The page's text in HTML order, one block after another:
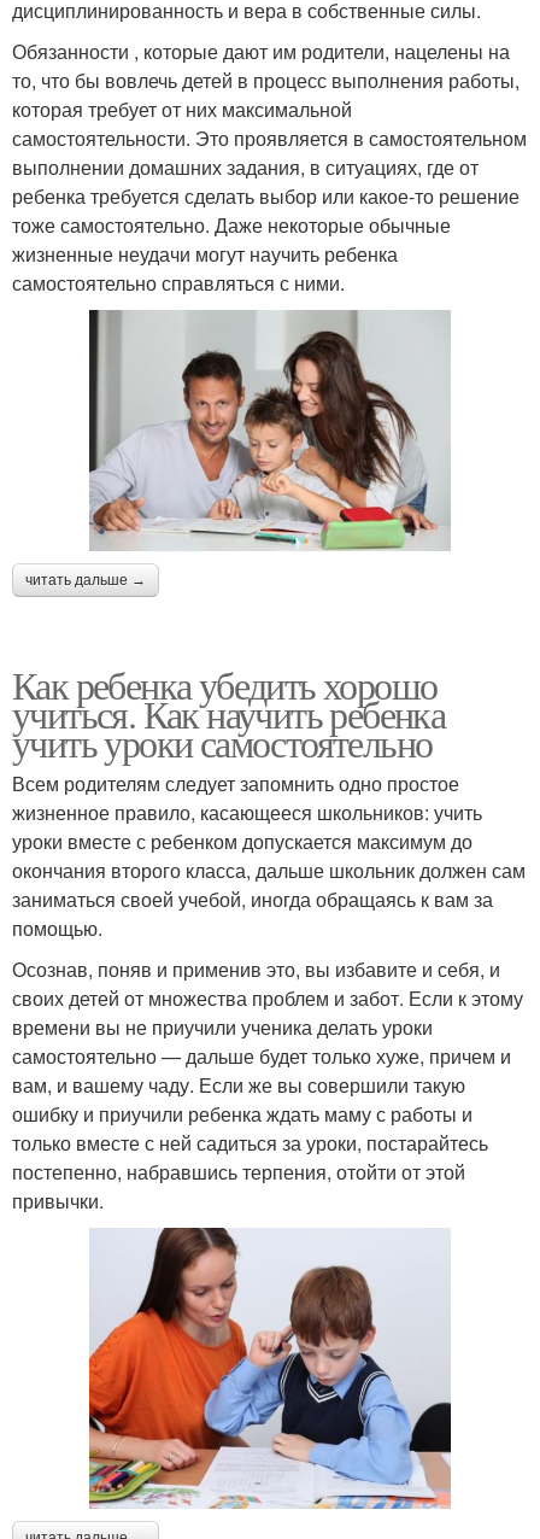
дисциплинированность и вера в собственные силы.
Обязанности , которые дают им родители, нацелены на
то, что бы вовлечь детей в процесс выполнения работы,
которая требует от них максимальной
самостоятельности. Это проявляется в самостоятельном
выполнении домашних задания, в ситуациях, где от
ребенка требуется сделать выбор или какое-то решение
тоже самостоятельно. Даже некоторые обычные
жизненные неудачи могут научить ребенка
самостоятельно справляться с ними.
читать дальше →
Как ребенка убедить хорошо
учиться. Как научить ребенка
учить уроки самостоятельно
Всем родителям следует запомнить одно простое
жизненное правило, касающееся школьников: учить
уроки вместе с ребенком допускается максимум до
окончания второго класса, дальше школьник должен сам
заниматься своей учебой, иногда обращаясь к вам за
помощью.
Осознав, поняв и применив это, вы избавите и себя, и
своих детей от множества проблем и забот. Если к этому
времени вы не приучили ученика делать уроки
самостоятельно — дальше будет только хуже, причем и
вам, и вашему чаду. Если же вы совершили такую
ошибку и приучили ребенка ждать маму с работы и
только вместе с ней садиться за уроки, постарайтесь
постепенно, набравшись терпения, отойти от этой
привычки.